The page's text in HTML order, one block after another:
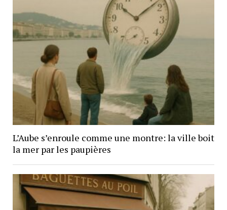
L’Aube s’enroule comme une montre: la ville boit
la mer par les paupières